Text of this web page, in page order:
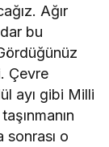
Ağır
bu
Çevre
ayı gibi Milli
sonrası o